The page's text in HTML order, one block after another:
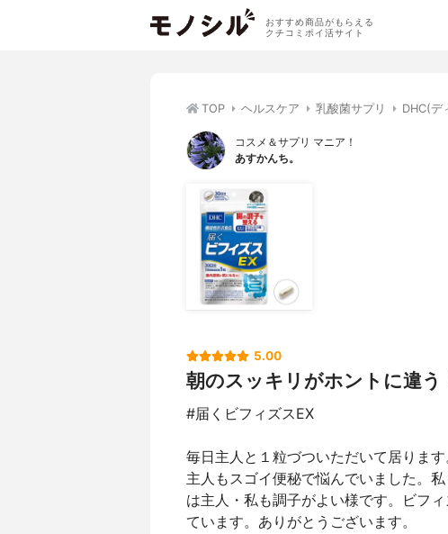
おすすめ商品がもらえる
クチコミポイ活サイト
TOP ヘルスケア 乳酸菌サプリ DHC(デ
コスメ＆サプリ マニア！
あすかんち。
5.00
朝のスッキリがホントに違う
#届くビフィズスEX
毎日主人と１粒づついただいて居ります
主人もスゴイ便秘で悩んでいました。
は主人・私も調子がよい様です。ビフ
ています。ありがとうございます。